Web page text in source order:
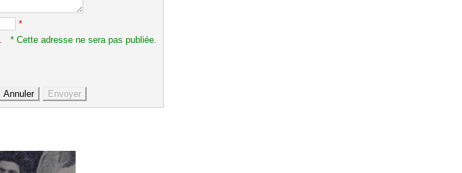
*
* Cette adresse ne sera pas publiée.